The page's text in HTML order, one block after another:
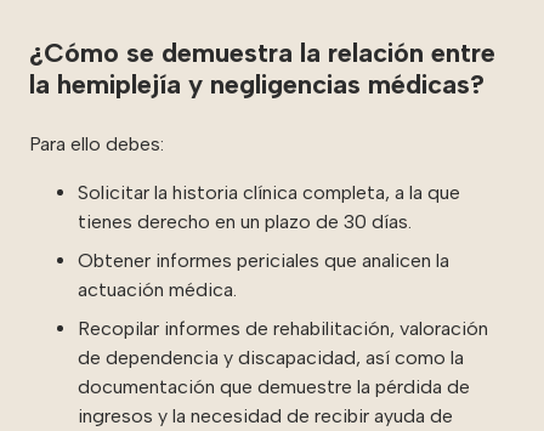
¿Cómo se demuestra la relación entre
la hemiplejía y negligencias médicas?
Para ello debes:
Solicitar la historia clínica completa, a la que
tienes derecho en un plazo de 30 días.
Obtener informes periciales que analicen la
actuación médica.
Recopilar informes de rehabilitación, valoración
de dependencia y discapacidad, así como la
documentación que demuestre la pérdida de
ingresos y la necesidad de recibir ayuda de